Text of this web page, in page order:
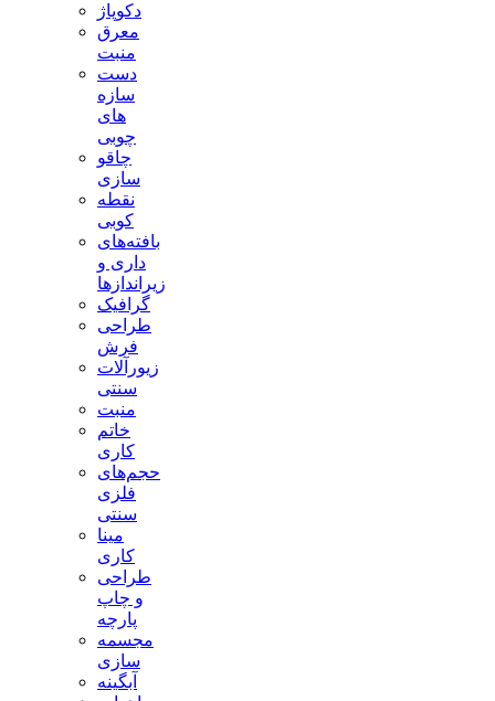
دکوپاژ
معرق
منبت
دست
سازه
های
چوبی
چاقو
سازی
نقطه
کوبی
بافته‌های
داری و
زیراندازها
گرافیک
طراحی
فرش
زیورآلات
سنتی
منبت
خاتم
کاری
حجم‌های
فلزی
سنتی
مینا
کاری
طراحی
و چاپ
پارچه
مجسمه
سازی
آبگینه